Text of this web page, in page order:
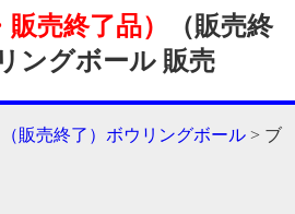
販売終了品）
（販売終
ングボール 販売
（販売終了）ボウリングボール > ブ